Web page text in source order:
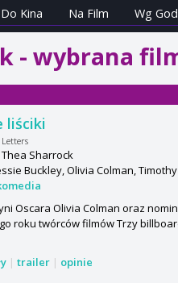
Do Kina Na Film Wg
- wybrana
liściki
Sharrock
Buckley, Olivia Colman,
Oscara Olivia Colman oraz
roku twórców filmów Trzy
| trailer | opinie